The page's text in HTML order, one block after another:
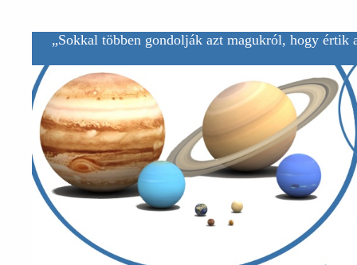
„Sokkal többen gondolják azt magukról, hogy